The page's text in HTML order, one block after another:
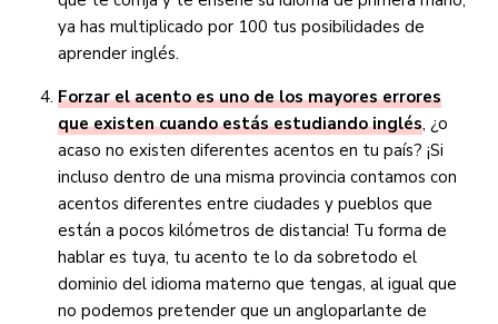
ya has multiplicado por 100 tus posibilidades de
aprender inglés.
Forzar el acento es uno de los mayores errores
que existen cuando estás estudiando inglés, ¿o
acaso no existen diferentes acentos en tu país? ¡Si
incluso dentro de una misma provincia contamos con
acentos diferentes entre ciudades y pueblos que
están a pocos kilómetros de distancia! Tu forma de
hablar es tuya, tu acento te lo da sobretodo el
dominio del idioma materno que tengas, al igual que
no podemos pretender que un angloparlante de